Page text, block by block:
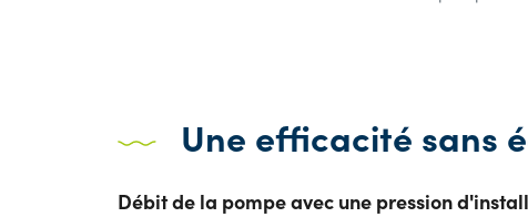
Une efficacité sans
Débit de la pompe avec une pression